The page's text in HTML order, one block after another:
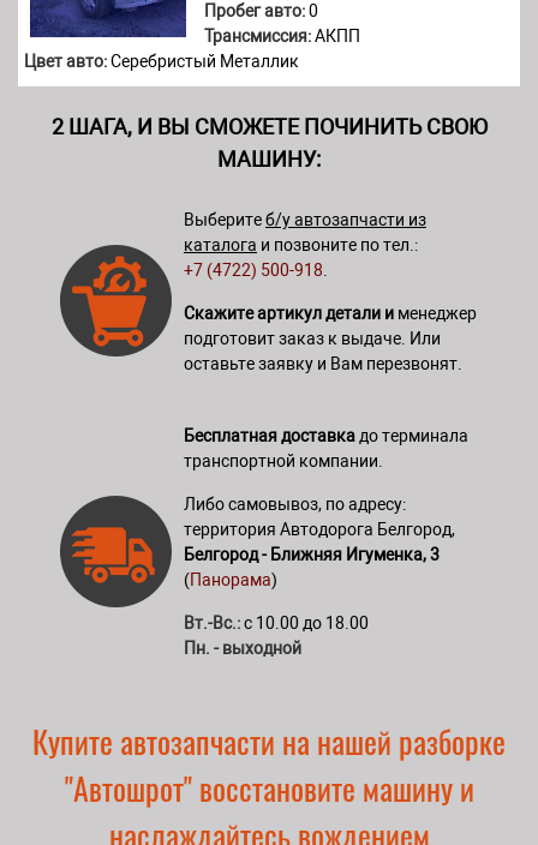
Пробег авто:0
Трансмиссия:АКПП
Цвет авто:Серебристый Металлик
2 ШАГА, И ВЫ СМОЖЕТЕ ПОЧИНИТЬ СВОЮ
МАШИНУ:
Выберитеб/у автозапчасти из
каталога и позвоните по тел.:
+7 (4722) 500-918
Скажите артикул детали и менеджер
подготовит заказ к выдаче. Или
оставьте заявку и Вам перезвонят.
Бесплатная доставка до терминала
транспортной компании.
Либо самовывоз, по адресу:
территория Автодорога Белгород,
Белгород - Ближняя Игуменка, 3
(Панорама)
Вт.-Вс.:с 10.00 до 18.00
Пн. - выходной
Купите автозапчасти на нашей разборке
"Автошрот" восстановите машину и
наслаждайтесь вождением